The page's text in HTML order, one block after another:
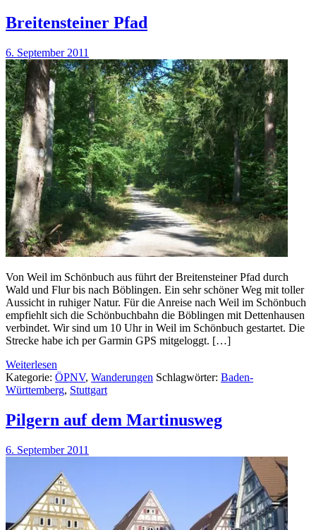
Breitensteiner Pfad
6. September 2011
Von Weil im Schönbuch aus führt der Breitensteiner Pfad durch
Wald und Flur bis nach Böblingen. Ein sehr schöner Weg mit toller
Aussicht in ruhiger Natur. Für die Anreise nach Weil im Schönbuch
empfiehlt sich die Schönbuchbahn die Böblingen mit Dettenhausen
verbindet. Wir sind um 10 Uhr in Weil im Schönbuch gestartet. Die
Strecke habe ich per Garmin GPS mitgeloggt. […]
Weiterlesen
Kategorie: ÖPNV, Wanderungen Schlagwörter: Baden-
Württemberg, Stuttgart
Pilgern auf dem Martinusweg
6. September 2011